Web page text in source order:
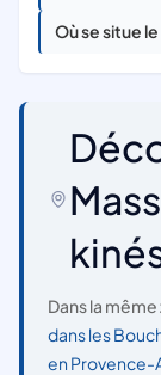
Où se situe
Dans la même
dans les
en Provence-